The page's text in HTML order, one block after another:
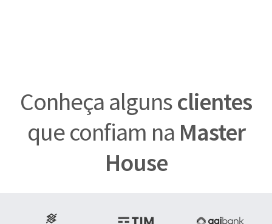
Conheça algunsclientes
que confiam na Master
House